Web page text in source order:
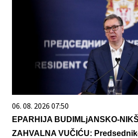
06. 08. 2026 07:50
EPARHIJA BUDIMLjANSKO-
ZAHVALNA VUČIĆU: